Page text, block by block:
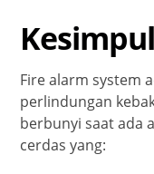
Fire alarm system
perlindungan
berbunyi saat ada
cerdas yang: